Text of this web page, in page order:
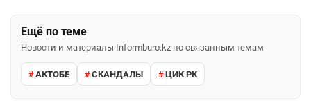
Ещё по теме
Новости и материалы Informburo.kz по связанным темам
АКТОБЕ СКАНДАЛЫ ЦИК РК